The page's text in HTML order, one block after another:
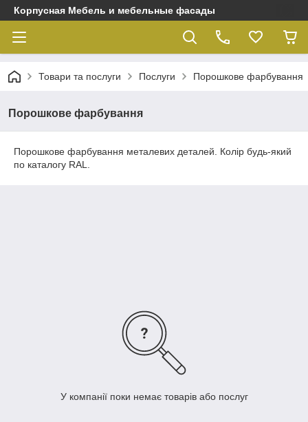
Корпусная Мебель и мебельные фасады
Товари та послуги Послуги Порошкове фарбування
Порошкове фарбування
Порошкове фарбування металевих деталей. Колір будь-який
по каталогу RAL.
У компанії поки немає товарів або послуг